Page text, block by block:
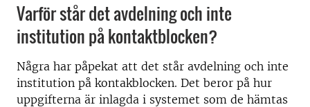
Varför står det avdelning och inte
institution på kontaktblocken?
Några har påpekat att det står avdelning och inte
institution på kontakblocken. Det beror på hur
uppgifterna är inlagda i systemet som de hämtas